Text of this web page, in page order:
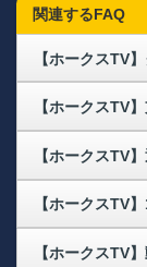
関連するFAQ
【ホークスTV
【ホークスTV
【ホークスTV